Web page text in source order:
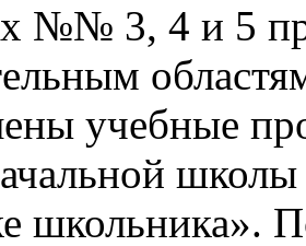
№№ 3, 4 и 5
учебные
школьника».